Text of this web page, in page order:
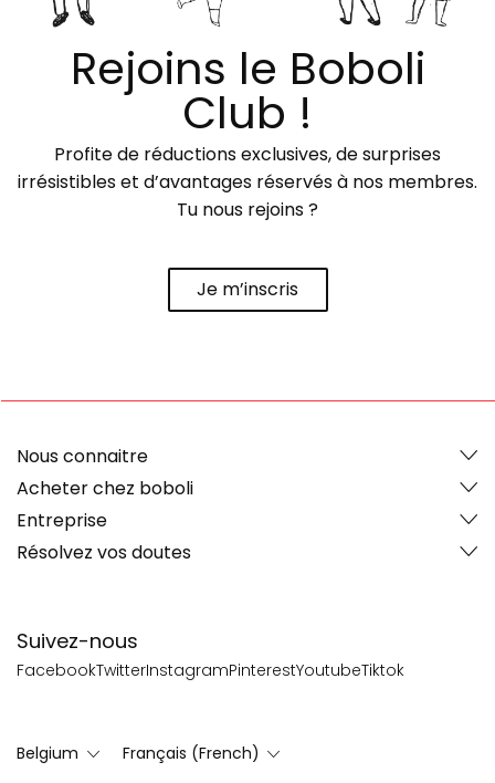
Rejoins le Boboli
Club !
Profite de réductions exclusives, de surprises
irrésistibles et d’avantages réservés à nos membres.
Tu nous rejoins ?
Je m’inscris
Suivez-nous
FacebookTwitterInstagramPinterestYoutubeTiktok
Nous connaitre
Acheter chez boboli
Entreprise
Résolvez vos doutes
Belgium
Français (French)